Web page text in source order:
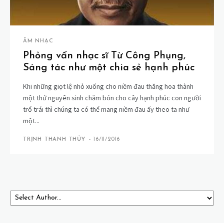
ÂM NHẠC
Phỏng vấn nhạc sĩ Từ Công Phụng,
Sáng tác như một chia sẻ hạnh phúc
Khi những giọt lệ nhỏ xuống cho niềm đau thăng hoa thành
một thứ nguyên sinh chăm bón cho cây hạnh phúc con người
trổ trái thì chúng ta có thể mang niềm đau ấy theo ta như
một...
TRỊNH THANH THỦY - 16/11/2016